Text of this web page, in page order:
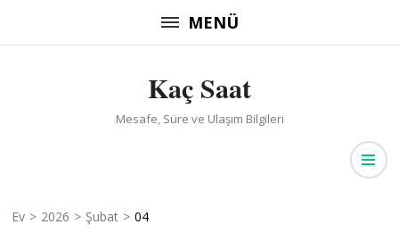
atla
MENÜ
Kaç Saat
Mesafe, Süre ve Ulaşım Bilgileri
Ev > 2026 > Şubat > 04